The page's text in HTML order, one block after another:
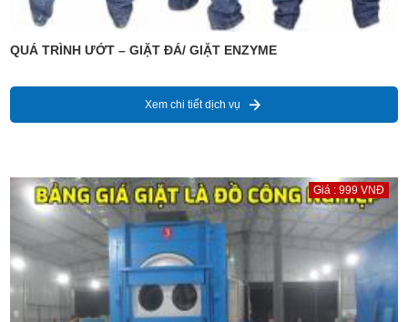
QUÁ TRÌNH ƯỚT – GIẶT ĐÁ/ GIẶT ENZYME
Xem chi tiết dịch vụ
Giá : 999 VNĐ